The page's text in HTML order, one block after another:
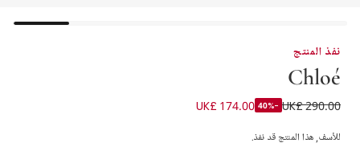
نفذ المنتج
Chloé
حقيبة توت رافيا لون بيج للبنات (20 سم)
UK£ 290.00
-40%
UK£ 174.00
للأسف, هذا المنتج قد نفذ.